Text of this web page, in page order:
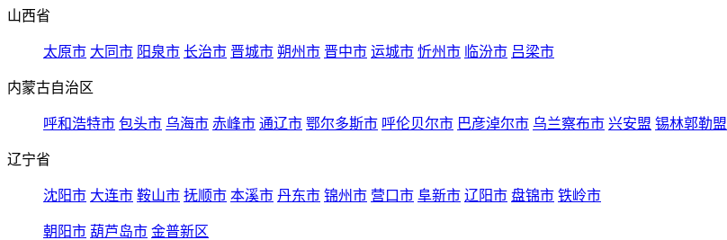
山西省
太原市 大同市 阳泉市 长治市 晋城市 朔州市 晋中市 运城市 忻州市 临汾市 吕梁市
内蒙古自治区
呼和浩特市 包头市 乌海市 赤峰市 通辽市 鄂尔多斯市 呼伦贝尔市 巴彦淖尔市 乌兰察布市 兴安盟 锡林郭勒盟
辽宁省
沈阳市 大连市 鞍山市 抚顺市 本溪市 丹东市 锦州市 营口市 阜新市 辽阳市 盘锦市 铁岭市
朝阳市 葫芦岛市 金普新区